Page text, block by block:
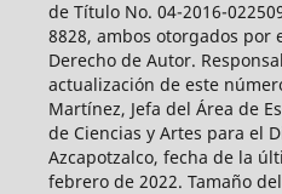
de Título No. 04-2016-
8828, ambos otorgados
Derecho de Autor.
actualización de este
Martínez, Jefa del Área de
de Ciencias y Artes para el
Azcapotzalco, fecha de la
febrero de 2022. Tamaño